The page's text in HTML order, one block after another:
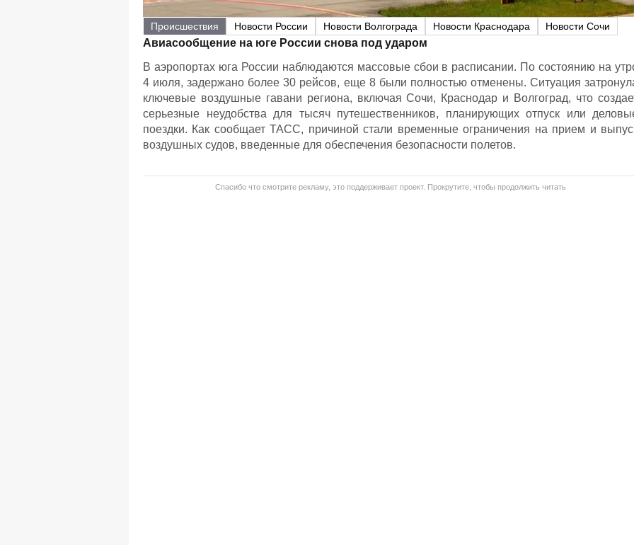
Происшествия Новости России Новости Волгограда Новости Краснодара Новости Сочи
Авиасообщение на юге России снова под ударом
В аэропортах юга России наблюдаются массовые сбои в расписании. По состоянию на
4 июля, задержано более 30 рейсов, еще 8 были полностью отменены. Ситуация
ключевые воздушные гавани региона, включая Сочи, Краснодар и Волгоград, что
серьезные неудобства для тысяч путешественников, планирующих отпуск или
поездки. Как сообщает ТАСС, причиной стали временные ограничения на прием и
воздушных судов, введенные для обеспечения безопасности полетов.
Спасибо что смотрите рекламу, это поддерживает проект. Прокрутите, чтобы продолжить читать